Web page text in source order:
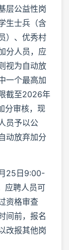
层公益性岗
生士兵（含
）、优秀村
分人员，应
视为自动放
一个最高加
截至2026年
分审核，现
员予以公
动放弃加分
25日9:00-
应聘人员可
资格审查
间前，报名
改报其他岗